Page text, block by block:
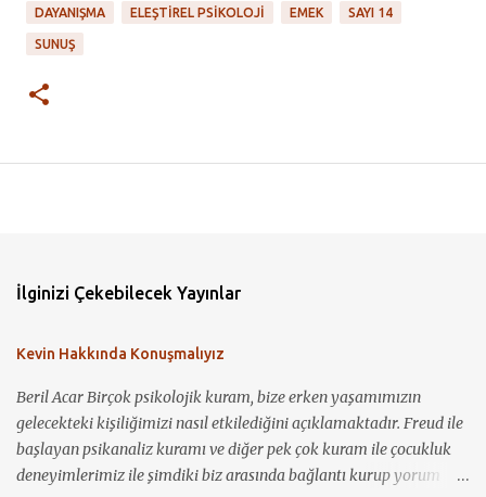
DAYANIŞMA ELEŞTIREL PSIKOLOJI EMEK SAYI 14
SUNUŞ
İlginizi Çekebilecek Yayınlar
Kevin Hakkında Konuşmalıyız
Beril Acar Birçok psikolojik kuram, bize erken yaşamımızın
gelecekteki kişiliğimizi nasıl etkilediğini açıklamaktadır. Freud ile
başlayan psikanaliz kuramı ve diğer pek çok kuram ile çocukluk
deneyimlerimiz ile şimdiki biz arasında bağlantı kurup yorum